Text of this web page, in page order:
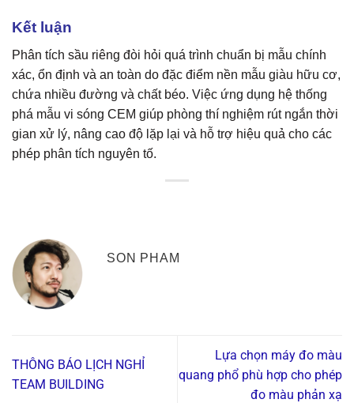
Kết luận
Phân tích sầu riêng đòi hỏi quá trình chuẩn bị mẫu chính
xác, ổn định và an toàn do đặc điểm nền mẫu giàu hữu cơ,
chứa nhiều đường và chất béo. Việc ứng dụng hệ thống
phá mẫu vi sóng CEM giúp phòng thí nghiệm rút ngắn thời
gian xử lý, nâng cao độ lặp lại và hỗ trợ hiệu quả cho các
phép phân tích nguyên tố.
SON PHAM
THÔNG BÁO LỊCH NGHỈ
TEAM BUILDING
Lựa chọn máy đo màu
quang phổ phù hợp cho phép
đo màu phản xạ